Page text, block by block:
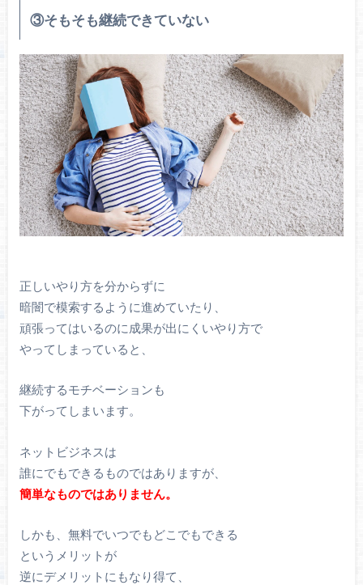
③そもそも継続できていない
正しいやり方を分からずに
暗闇で模索するように進めていたり、
頑張ってはいるのに成果が出にくいやり方で
やってしまっていると、
継続するモチベーションも
下がってしまいます。
ネットビジネスは
誰にでもできるものではありますが、
簡単なものではありません。
しかも、無料でいつでもどこでもできる
というメリットが
逆にデメリットにもなり得て、